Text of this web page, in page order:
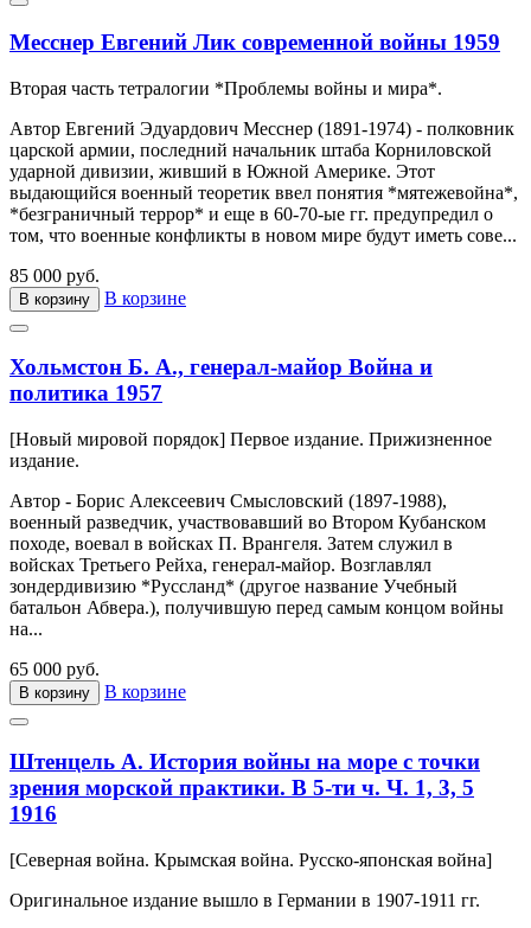
Месснер Евгений Лик современной войны 1959
Вторая часть тетралогии *Проблемы войны и мира*.
Автор Евгений Эдуардович Месснер (1891-1974) - полковник
царской армии, последний начальник штаба Корниловской
ударной дивизии, живший в Южной Америке. Этот
выдающийся военный теоретик ввел понятия *мятежевойна*,
*безграничный террор* и еще в 60-70-ые гг. предупредил о
том, что военные конфликты в новом мире будут иметь сове...
85 000 руб.
В корзину В корзине
Хольмстон Б. А., генерал-майор Война и
политика 1957
[Новый мировой порядок] Первое издание. Прижизненное
издание.
Автор - Борис Алексеевич Смысловский (1897-1988),
военный разведчик, участвовавший во Втором Кубанском
походе, воевал в войсках П. Врангеля. Затем служил в
войсках Третьего Рейха, генерал-майор. Возглавлял
зондердивизию *Руссланд* (другое название Учебный
батальон Абвера.), получившую перед самым концом войны
на...
65 000 руб.
В корзину В корзине
Штенцель А. История войны на море с точки
зрения морской практики. В 5-ти ч. Ч. 1, 3, 5
1916
[Северная война. Крымская война. Русско-японская война]
Оригинальное издание вышло в Германии в 1907-1911 гг.